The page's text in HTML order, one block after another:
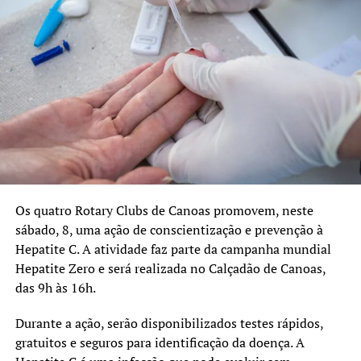
de Canoas e do Rio Grande
do Sul. Nossos alunos
chegam ao mercado com
excelência, refletindo o
propósito da universidade
de atuar junto à
comunidade e oferecer
profissionais capacitados
para atender às
necessidades da
população”, destacou.
TÓPICOS RELACIONADOS:
CÂMARA DE VEREADORES
Os quatro Rotary Clubs de Canoas promovem, neste
sábado, 8, uma ação de conscientização e prevenção à
Hepatite C. A atividade faz parte da campanha mundial
Hepatite Zero e será realizada no Calçadão de Canoas,
das 9h às 16h.
Durante a ação, serão disponibilizados testes rápidos,
gratuitos e seguros para identificação da doença. A